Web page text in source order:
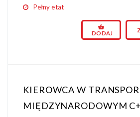
Pełny etat
DODAJ
KIEROWCA W
MIĘDZYNARODOWYM